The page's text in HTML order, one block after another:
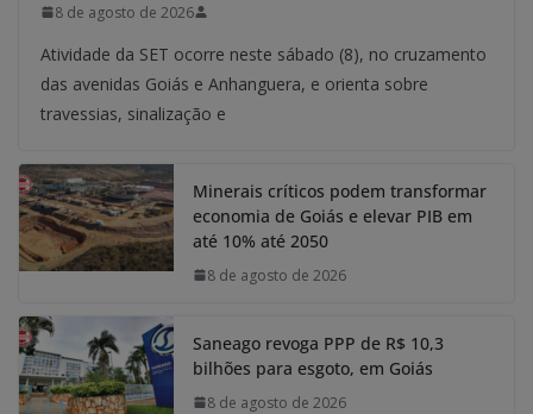
8 de agosto de 2026
Atividade da SET ocorre neste sábado (8), no cruzamento
das avenidas Goiás e Anhanguera, e orienta sobre
travessias, sinalização e
Minerais críticos podem transformar
economia de Goiás e elevar PIB em
até 10% até 2050
8 de agosto de 2026
Saneago revoga PPP de R$ 10,3
bilhões para esgoto, em Goiás
8 de agosto de 2026